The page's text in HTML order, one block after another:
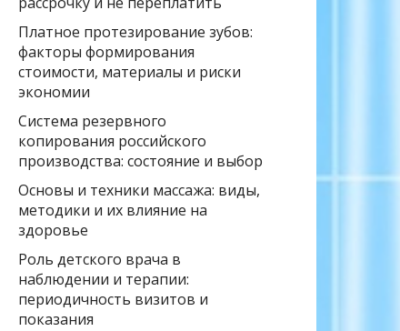
Платное протезирование зубов:
факторы формирования
стоимости, материалы и риски
экономии
Система резервного
копирования российского
производства: состояние и выбор
Основы и техники массажа: виды,
методики и их влияние на
здоровье
Роль детского врача в
наблюдении и терапии:
периодичность визитов и
показания